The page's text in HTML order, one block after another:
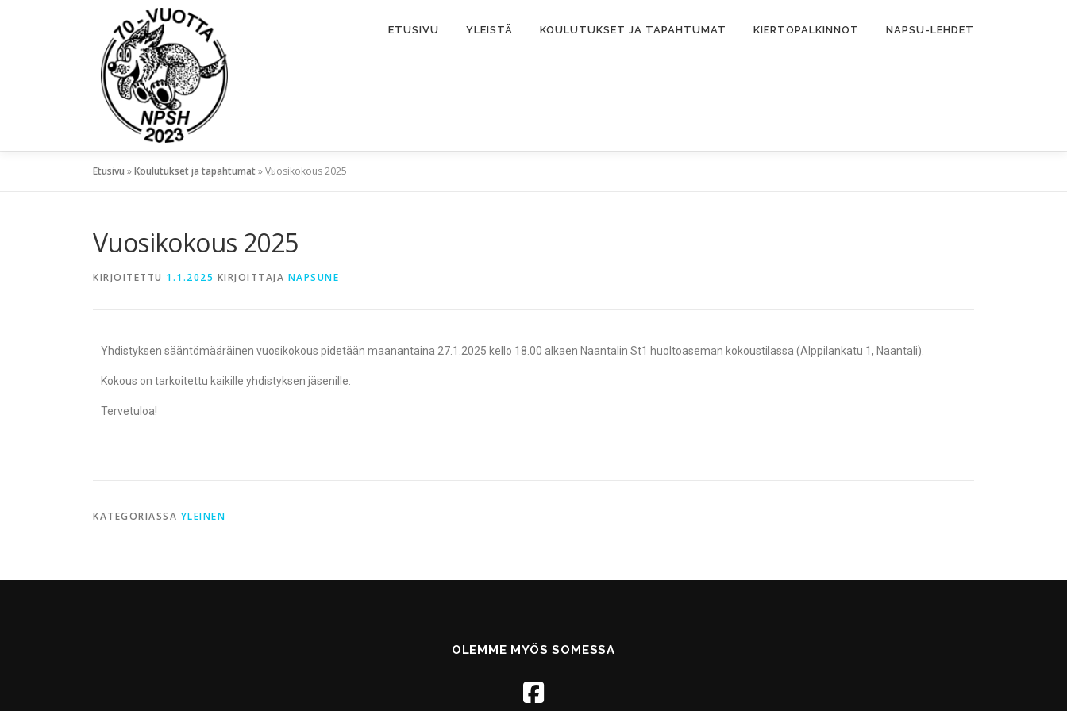
ETUSIVU YLEISTÄ KOULUTUKSET JA TAPAHTUMAT KIERTOPALKINNOT NAPSU-LEHDET
Etusivu »Koulutukset ja tapahtumat»Vuosikokous 2025
Vuosikokous 2025
KIRJOITETTU 1.1.2025 KIRJOITTAJA NAPSUNE
Yhdistyksen sääntömääräinen vuosikokous pidetään maanantaina 27.1.2025 kello 18.00 alkaen Naantalin St1 huoltoaseman kokoustilassa (Alppilankatu 1, Naantali).
Kokous on tarkoitettu kaikille yhdistyksen jäsenille.
Tervetuloa!
KATEGORIASSA YLEINEN
OLEMME MYÖS SOMESSA